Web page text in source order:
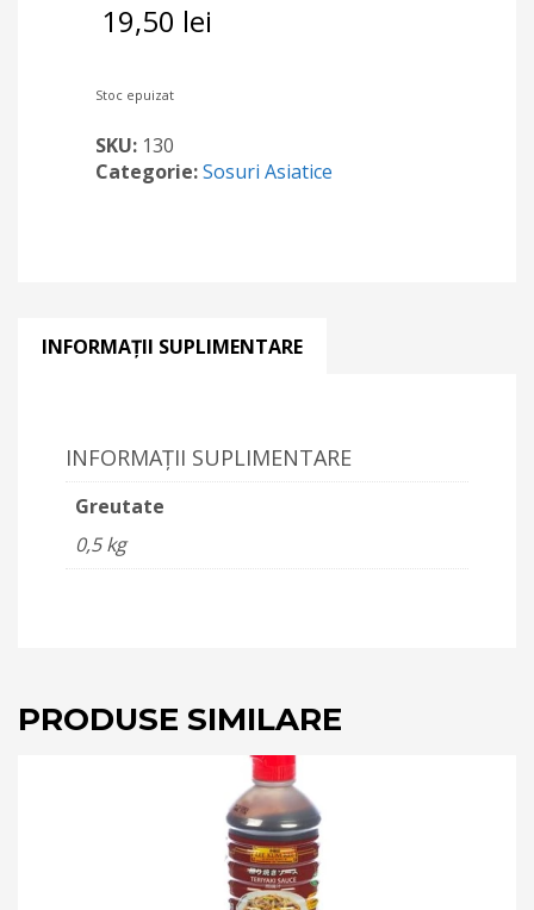
19,50 lei
Stoc epuizat
SKU: 130
Categorie:Sosuri Asiatice
INFORMAȚII SUPLIMENTARE
INFORMAȚII SUPLIMENTARE
Greutate
0,5 kg
PRODUSE SIMILARE